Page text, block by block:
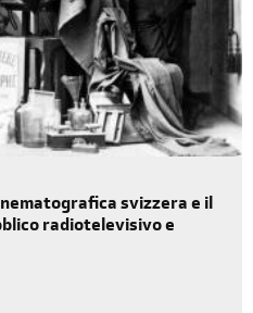
svizzera e il
radiotelevisivo e